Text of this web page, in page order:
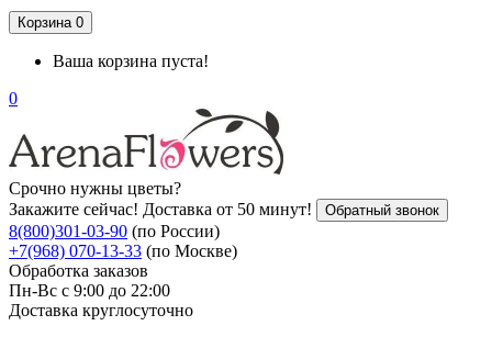
Корзина 0
Ваша корзина пуста!
0
Срочно нужны цветы?
Закажите сейчас! Доставка от 50 минут!
Обратный звонок
8(800)301-03-90 (по России)
+7(968) 070-13-33 (по Москве)
Обработка заказов
Пн-Вс с 9:00 до 22:00
Доставка круглосуточно